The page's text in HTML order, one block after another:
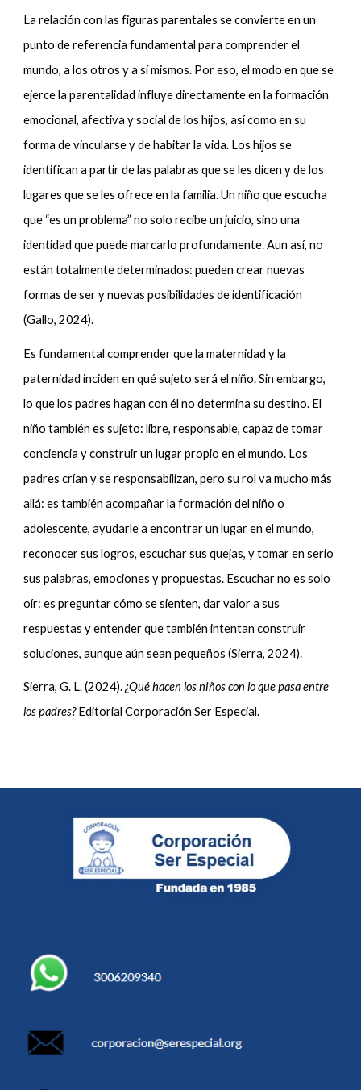
La relación con las figuras parentales se convierte en un
punto de referencia fundamental para comprender el
mundo, a los otros y a sí mismos. Por eso, el modo en que se
ejerce la parentalidad influye directamente en la formación
emocional, afectiva y social de los hijos, así como en su
forma de vincularse y de habitar la vida. Los hijos se
identifican a partir de las palabras que se les dicen y de los
lugares que se les ofrece en la familia. Un niño que escucha
que “es un problema” no solo recibe un juicio, sino una
identidad que puede marcarlo profundamente. Aun así, no
están totalmente determinados: pueden crear nuevas
formas de ser y nuevas posibilidades de identificación
(Gallo, 2024).
Es fundamental comprender que la maternidad y la
paternidad inciden en qué sujeto será el niño. Sin embargo,
lo que los padres hagan con él no determina su destino. El
niño también es sujeto: libre, responsable, capaz de tomar
conciencia y construir un lugar propio en el mundo. Los
padres crían y se responsabilizan, pero su rol va mucho más
allá: es también acompañar la formación del niño o
adolescente, ayudarle a encontrar un lugar en el mundo,
reconocer sus logros, escuchar sus quejas, y tomar en serio
sus palabras, emociones y propuestas. Escuchar no es solo
oír: es preguntar cómo se sienten, dar valor a sus
respuestas y entender que también intentan construir
soluciones, aunque aún sean pequeños (Sierra, 2024).
Sierra, G. L. (2024).¿Qué hacen los niños con lo que pasa entre
los padres?Editorial Corporación Ser Especial.